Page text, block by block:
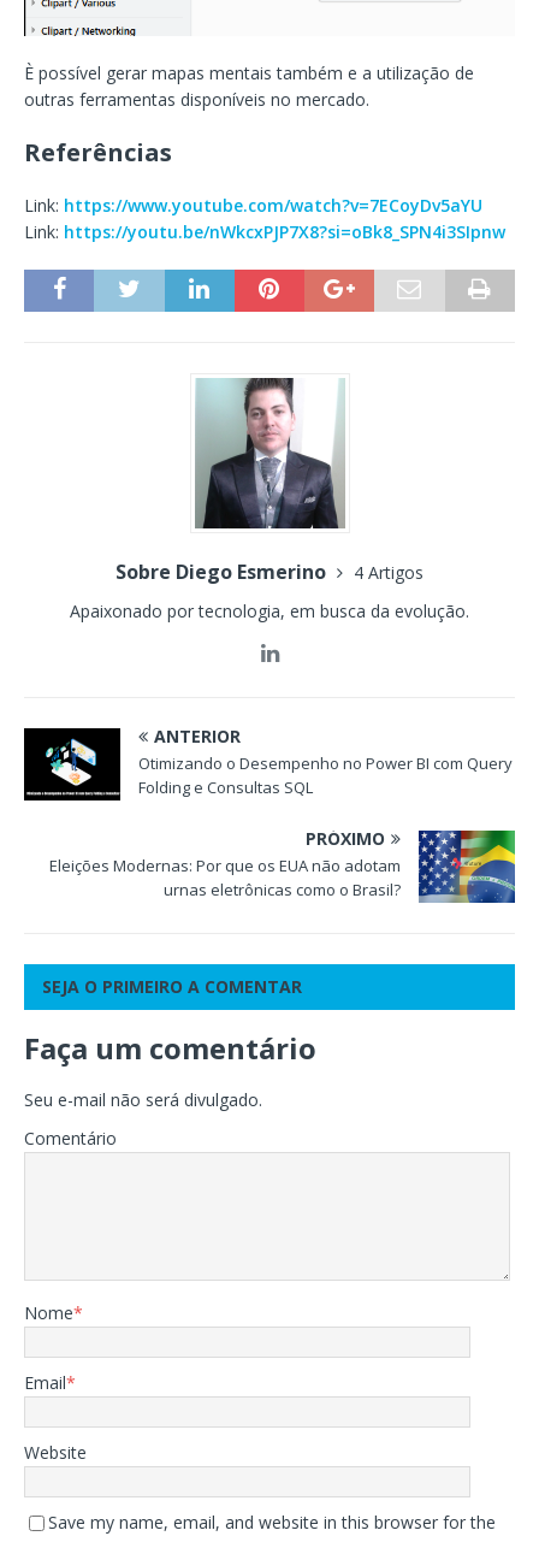
È possível gerar mapas mentais também e a utilização de
outras ferramentas disponíveis no mercado.
Referências
Link: https://www.youtube.com/watch?v=7ECoyDv5aYU
Link: https://youtu.be/nWkcxPJP7X8?si=oBk8_SPN4i3SIpnw
Sobre Diego Esmerino
4 Artigos
Apaixonado por tecnologia, em busca da evolução.
ANTERIOR
Otimizando o Desempenho no Power BI com Query
Folding e Consultas SQL
PRÓXIMO
Eleições Modernas: Por que os EUA não adotam
urnas eletrônicas como o Brasil?
SEJA O PRIMEIRO A COMENTAR
Faça um comentário
Seu e-mail não será divulgado.
Comentário
Nome*
Email*
Website
Save my name, email, and website in this browser for the